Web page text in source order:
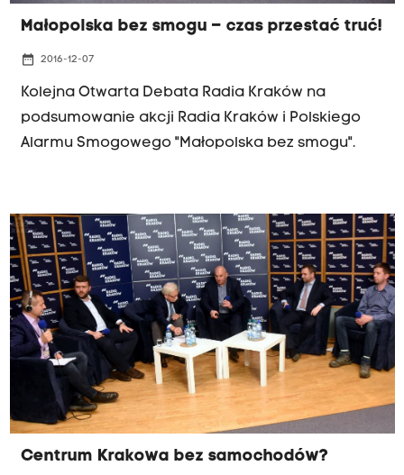
Małopolska bez smogu – czas przestać truć!
date_range 2016-12-07
Kolejna Otwarta Debata Radia Kraków na
podsumowanie akcji Radia Kraków i Polskiego
Alarmu Smogowego "Małopolska bez smogu".
Centrum Krakowa bez samochodów?